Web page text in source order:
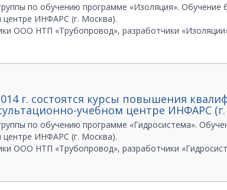
по обучению программе «Изоляция». Обучение
центре ИНФАРС (г. Москва).
ООО НТП «Трубопровод», разработчики
кураторам курсов:
601
г. состоятся курсы повышения
учебном центре ИНФАРС
по обучению программе «Гидросистема».
центре ИНФАРС (г. Москва).
ООО НТП «Трубопровод», разработчики
кураторам курсов: